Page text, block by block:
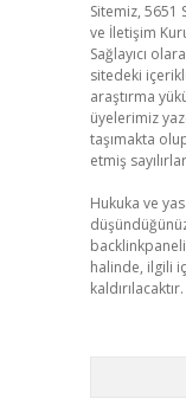
Sitemiz, 5651
ve İletişim
Sağlayıcı
sitedeki
araştırma
üyelerimiz
taşımakta
etmiş
Hukuka ve
halinde, ilgili
kaldırılacaktır.